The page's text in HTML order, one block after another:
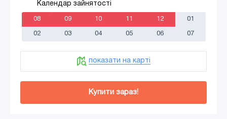
Календар зайнятості
08 09 10 11 12 01
02 03 04 05 06 07
показати на карті
Купити зараз!